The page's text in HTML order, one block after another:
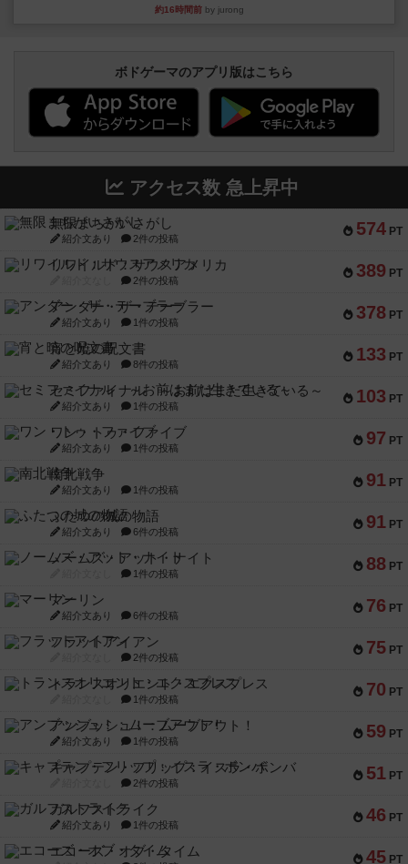
約16時間前 by jurong
ボドゲーマのアプリ版はこちら
アクセス数 急上昇中
574 PT
無限まちがいさがし
紹介文あり 2件の投稿
389 PT
リワイルド：サウスアメリカ
2件の投稿
378 PT
アンダー・ザ・テーブラー
紹介文あり 1件の投稿
133 PT
宵と暁の呪文書
紹介文あり 8件の投稿
103 PT
セミファイナル ～お前はまだ生きている～
紹介文あり 1件の投稿
97 PT
ワン・トゥ・ファイブ
紹介文あり 1件の投稿
91 PT
南北戦争
紹介文あり 1件の投稿
91 PT
ふたつの城の物語
紹介文あり 6件の投稿
88 PT
ノームズ・アット・ナイト
1件の投稿
76 PT
マーリン
紹介文あり 6件の投稿
75 PT
フラットアイアン
2件の投稿
70 PT
トランスオリエント・エクスプレス
1件の投稿
59 PT
アンブッシュ！：ムーブアウト！
紹介文あり 1件の投稿
51 PT
キャプテン・フリップ：イスラ・ボンバ
2件の投稿
46 PT
ガルフストライク
紹介文あり 1件の投稿
45 PT
エコーズ・オブ・タイム